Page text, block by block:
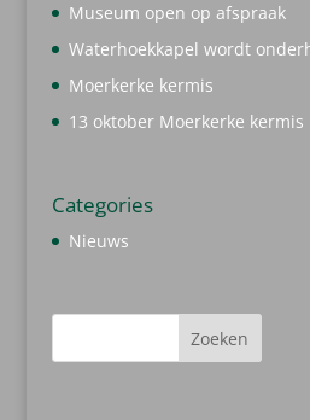
Museum open op afspraak
Waterhoekkapel wordt
Moerkerke kermis
13 oktober Moerkerke kermis
Categories
Nieuws